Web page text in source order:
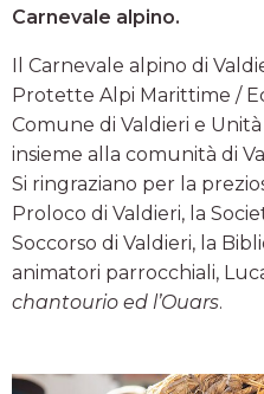
Carnevale alpino.
Il Carnevale alpino di
Protette Alpi Marittime /
Comune di Valdieri e
insieme alla comunità di
Si ringraziano per la
Proloco di Valdieri, la
Soccorso di Valdieri, la
animatori parrocchiali,
chantourio ed l’Ouars.